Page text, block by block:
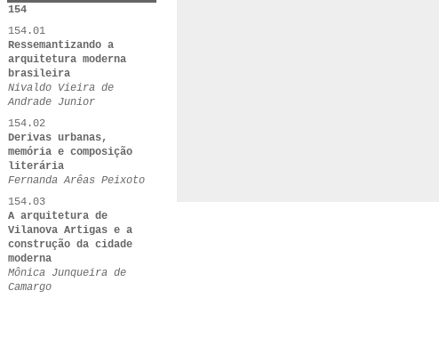
154
154.01
Ressemantizando a
arquitetura moderna
brasileira
Nivaldo Vieira de
Andrade Junior
154.02
Derivas urbanas,
memória e composição
literária
Fernanda Arêas Peixoto
154.03
A arquitetura de
Vilanova Artigas e a
construção da cidade
moderna
Mônica Junqueira de
Camargo